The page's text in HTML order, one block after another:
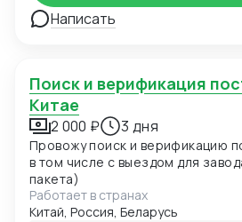
Написать
Поиск и верификация поставщиков в
Китае
2 000 ₽ 3 дня
Провожу поиск и верификацию
в том числе с выездом для
пакета)
Работает в странах
Китай, Россия, Беларусь